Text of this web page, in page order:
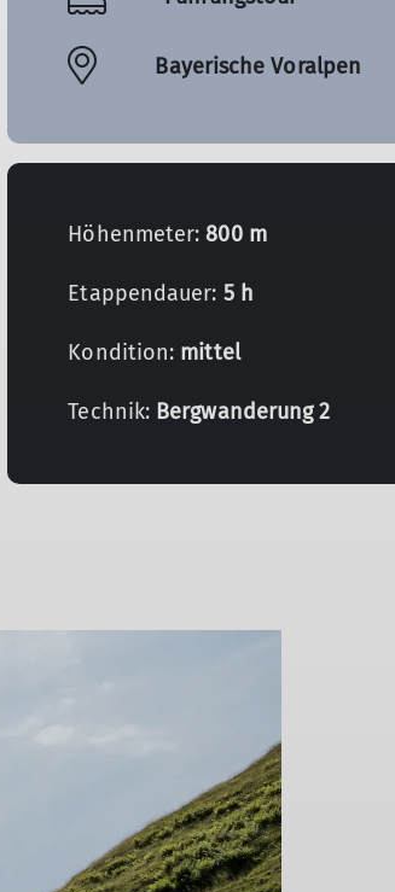
Bayerische Voralpen
Höhenmeter:800 m
Etappendauer: 5 h
Kondition: mittel
Technik: Bergwanderung 2